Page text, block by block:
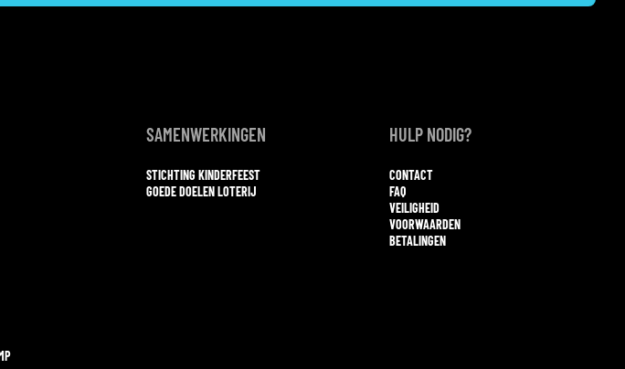
SAMENWERKINGEN
STICHTING KINDERFEEST
GOEDE DOELEN LOTERIJ
HULP NODIG?
CONTACT
FAQ
VEILIGHEID
VOORWAARDEN
BETALINGEN